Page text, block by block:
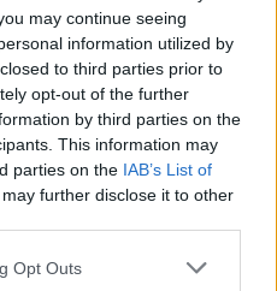
may continue seeing
information utilized by
to third parties prior to
opt-out of the further
by third parties on the
This information may
parties on the IAB’s List of
further disclose it to other
Opt Outs
aproxima